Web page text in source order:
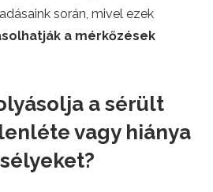
során, mivel ezek
a mérkőzések
a sérült
vagy hiánya